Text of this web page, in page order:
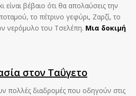
είναι βέβαιο ότι θα απολαύσεις την
το πέτρινο γεφύρι, Ζαρζί, το
νερόμυλο του Τσελέπη. Μια δοκιμή
στον Ταΰγετο
πολλές διαδρομές που οδηγούν στις